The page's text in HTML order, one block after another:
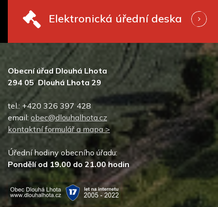
Elektronická úřední deska
Obecní úřad Dlouhá Lhota
294 05 Dlouhá Lhota 29
tel.: +420 326 397 428
email: obec@dlouhalhota.cz
kontaktní formulář a mapa >
Úřední hodiny obecního úřadu:
Pondělí od 19.00 do 21.00 hodin